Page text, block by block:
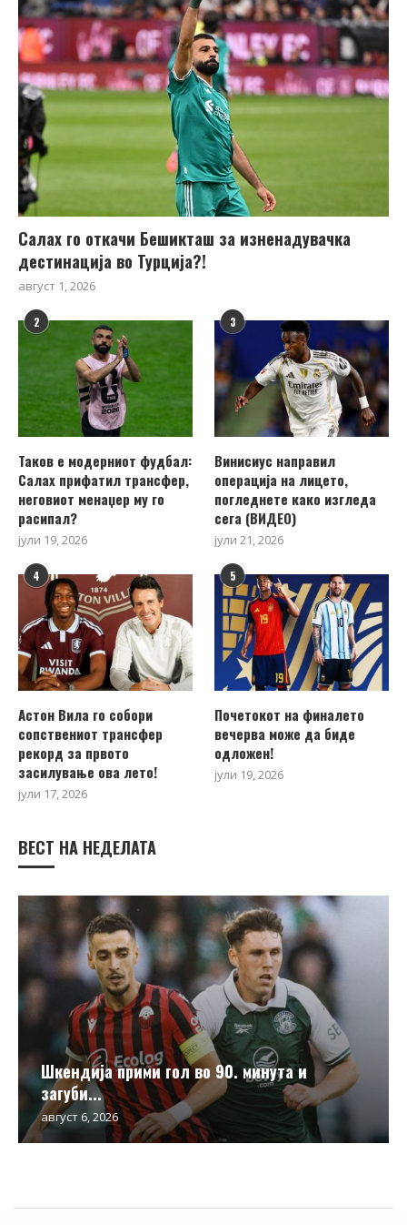
Салах го откачи Бешикташ за изненадувачка
дестинација во Турција?!
август 1, 2026
2
Таков е модерниот фудбал:
Салах прифатил трансфер,
неговиот менаџер му го
расипал?
јули 19, 2026
3
Винисиус направил
операција на лицето,
погледнете како изгледа
сега (ВИДЕО)
јули 21, 2026
4
Астон Вила го собори
сопствениот трансфер
рекорд за првото
засилување ова лето!
јули 17, 2026
5
Почетокот на финалето
вечерва може да биде
одложен!
јули 19, 2026
ВЕСТ НА НЕДЕЛАТА
Шкендија прими гол во 90. минута и
загуби...
август 6, 2026